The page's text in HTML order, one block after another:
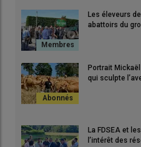
Les éleveurs
abattoirs du
Portrait
qui sculpte
La FDSEA et
l’intérêt des